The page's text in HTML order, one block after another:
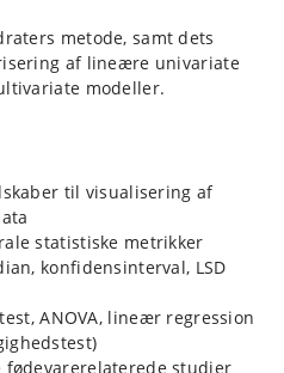
metode, samt dets
af lineære univariate
modeller.
til visualisering af
statistiske metrikker
konfidensinterval, LSD
ANOVA, lineær regression
fødevarerelaterede studier